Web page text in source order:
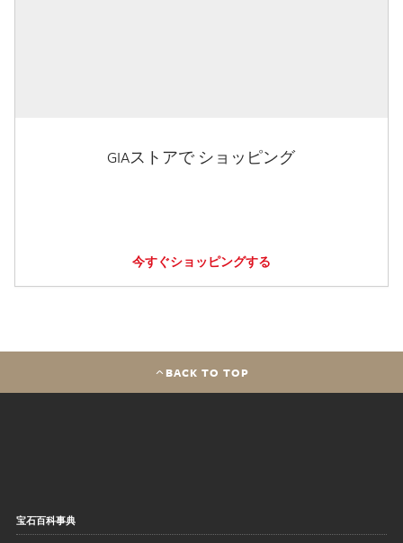
GIAストアで ショッピング
今すぐショッピングする
BACK TO TOP
宝石百科事典